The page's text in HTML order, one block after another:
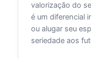
valorização do
é um diferencial
ou alugar seu
seriedade aos